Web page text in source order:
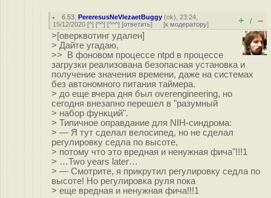
6.53 ,PereresusNeVlezaetBuggy (ok), 23:24,
15/12/2020 [^] [^^] [^^^] [ответить] [к модератору] + / –
>[оверквотинг удален]
> Дайте угадаю,
>> В фоновом процессе ntpd в процессе
загрузки реализована безопасная установка и
получение значения времени, даже на системах
без автономного питания таймера.
> до еще вчера дня был overengineering, но
сегодня внезапно перешел в "разумный
> набор функций".
> Типичное оправдание для NIH-синдрома:
> — Я тут сделал велосипед, но не сделал
регулировку седла по высоте,
> потому что это вредная и ненужная фича"!!!1
> …Two years later…
> — Смотрите, я прикрутил регулировку седла по
высоте! Но регулировка руля пока
> еще вредная и ненужная фича!!!1